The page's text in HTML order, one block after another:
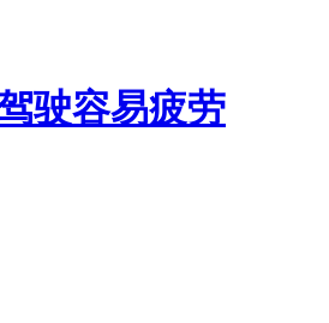
驶容易疲劳